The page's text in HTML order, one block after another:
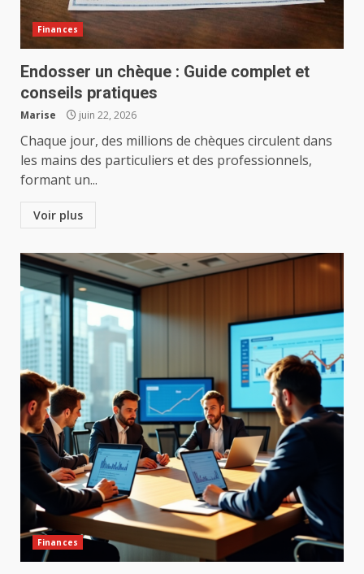
Finances
Endosser un chèque : Guide complet et
conseils pratiques
Marise juin 22, 2026
Chaque jour, des millions de chèques circulent dans
les mains des particuliers et des professionnels,
formant un...
Voir plus
Finances